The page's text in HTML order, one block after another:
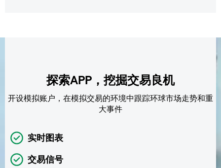
探索APP，挖掘交易良机
开设模拟账户，在模拟交易的环境中跟踪环球市场走势和重
大事件
实时图表
交易信号